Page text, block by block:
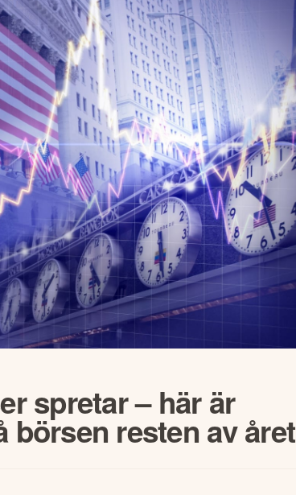
spretar – här är
börsen resten av året